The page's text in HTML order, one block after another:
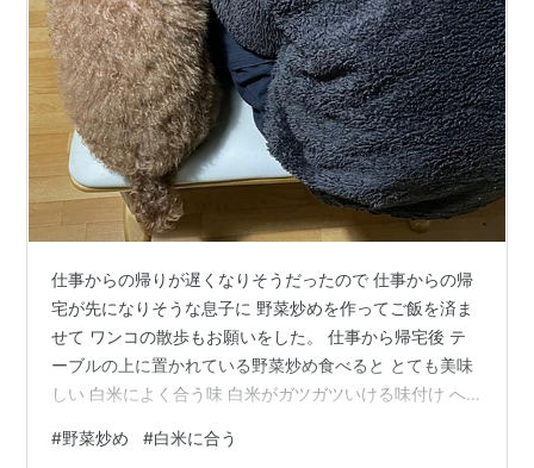
仕事からの帰りが遅くなりそうだったので 仕事からの帰
宅が先になりそうな息子に 野菜炒めを作ってご飯を済ま
せて ワンコの散歩もお願いをした。 仕事から帰宅後 テ
ーブルの上に置かれている野菜炒め食べると とても美味
しい 白米によく合う味 白米がガツガツいける味付け へ
いたりして食べてるけど私は、食べたことがなく 味付け
#野菜炒め #白米に合う